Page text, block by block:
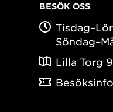
BESÖK OSS
Lilla Torg
Besöksinfo